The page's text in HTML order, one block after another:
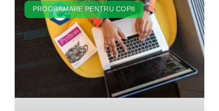
PROGRAMARE PENTRU COPII